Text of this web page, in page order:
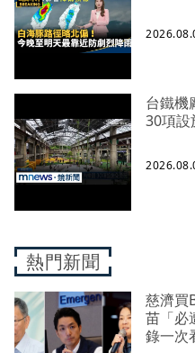
台鐵機
30項設
熱門新聞
慈濟買
苗「必
錄一次